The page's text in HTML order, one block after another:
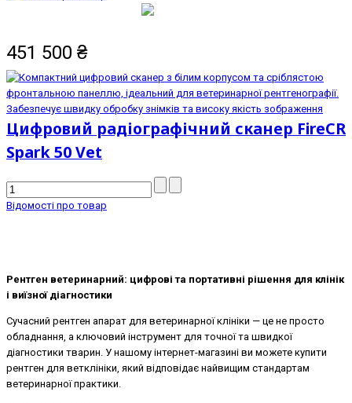
451 500 ₴
Цифровий радіографічний сканер FireCR
Spark 50 Vet
Відомості про товар
Рентген ветеринарний: цифрові та портативні рішення для клінік
і виїзної діагностики
Сучасний рентген апарат для ветеринарної клініки — це не просто
обладнання, а ключовий інструмент для точної та швидкої
діагностики тварин. У нашому інтернет-магазині ви можете купити
рентген для ветклініки, який відповідає найвищим стандартам
ветеринарної практики.